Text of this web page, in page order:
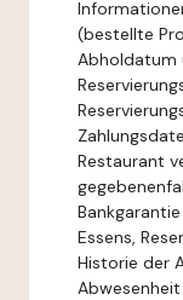
(bestellte
Abholdatum
Restaurant
Essens,
Historie der
Abwesenheit